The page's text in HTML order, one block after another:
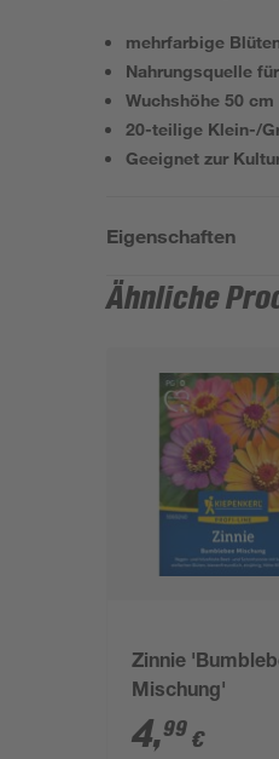
mehrfarbige
Nahrungsquelle
Wuchshöhe 50 cm
20-teilige Klein-/
Geeignet zur
Eigenschaften
Ähnliche
Zinnie
Mischung'
4,99 €